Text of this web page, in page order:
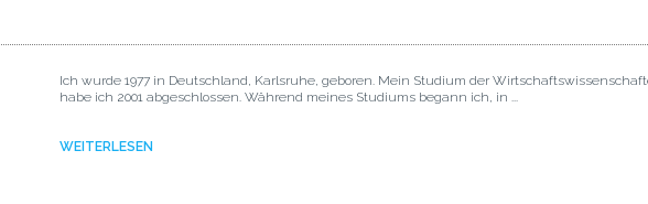
Ich wurde 1977 in Deutschland, Karlsruhe, geboren. Mein Studium der
habe ich 2001 abgeschlossen. Während meines Studiums begann ich, in ...
WEITERLESEN